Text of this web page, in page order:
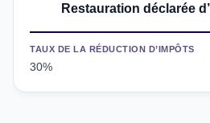
Restauration déclarée
TAUX DE LA RÉDUCTION D’IMPÔTS
30%